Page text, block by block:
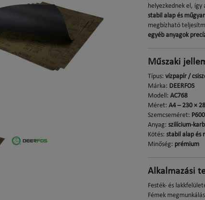
helyezkednek el, így
stabil alap és
megbízható
egyéb anyagok
Műszaki
Típus: vízpapír /
Márka: DEERFOS
Modell: AC768
Méret: A4 – 230 ×
Szemcseméret:
Anyag: szilícium-
Kötés: stabil alap és
Minőség: prémium
Alkalmazási
Festék- és
Fémek